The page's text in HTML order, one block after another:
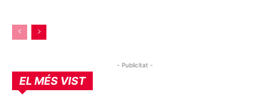
- Publicitat -
EL MÉS VIST